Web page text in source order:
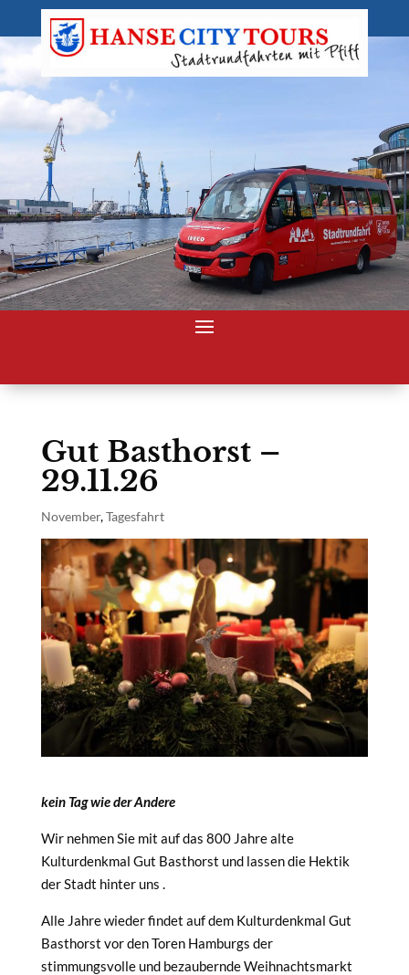
Gut Basthorst –
29.11.26
November,Tagesfahrt
kein Tag wie der Andere
Wir nehmen Sie mit auf das 800 Jahre alte
Kulturdenkmal Gut Basthorst und lassen die Hektik
der Stadt hinter uns .
Alle Jahre wieder findet auf dem Kulturdenkmal Gut
Basthorst vor den Toren Hamburgs der
stimmungsvolle und bezaubernde Weihnachtsmarkt